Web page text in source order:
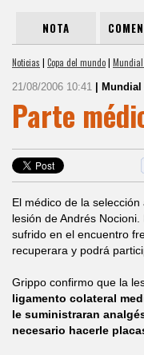
NOTA
Noticias | Copa del mundo| Mundial
21/08/2006 10:41 |
Parte
El médico de la
lesión de Andrés
sufrido en el encuentro
recuperara y podrá
Grippo confirmo que la
ligamento colateral
le suministraran
necesario hacerle